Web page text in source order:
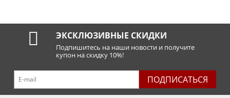
ЭКСКЛЮЗИВНЫЕ СКИДКИ
Подпишитесь на наши новости и получите
купон на скидку 10%!
ПОДПИСАТЬСЯ